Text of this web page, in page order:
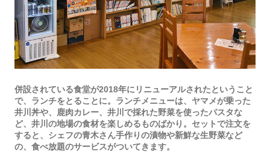
併設されている食堂が2018年にリニューアルされたということ
で、ランチをとることに。ランチメニューは、ヤマメが乗った
井川丼や、鹿肉カレー、井川で採れた野菜を使ったパスタな
ど、井川の地場の食材を楽しめるものばかり。セットで注文を
すると、シェフの青木さん手作りの漬物や新鮮な生野菜など
の、食べ放題のサービスがついてきます。